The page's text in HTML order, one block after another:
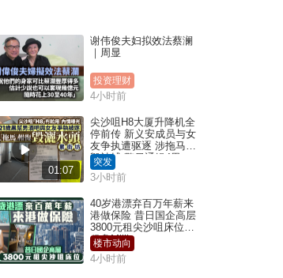
谢伟俊夫妇拟效法蔡澜
｜周显
投资理财
4小时前
01:07
尖沙咀H8大厦升降机全
停前传 新义安成员与女
友争执遭驱逐 涉拖马刑
毁被捕 警另通缉4男
突发
3小时前
40岁港漂弃百万年薪来
港做保险 昔日国企高层
3800元租尖沙咀床位｜
租盘Million
楼市动向
4小时前